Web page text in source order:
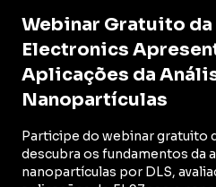
Webinar Gratuito da
Electronics
Aplicações da
Nanopartículas
Participe do webinar gratuito
descubra os fundamentos da
nanopartículas por DLS,